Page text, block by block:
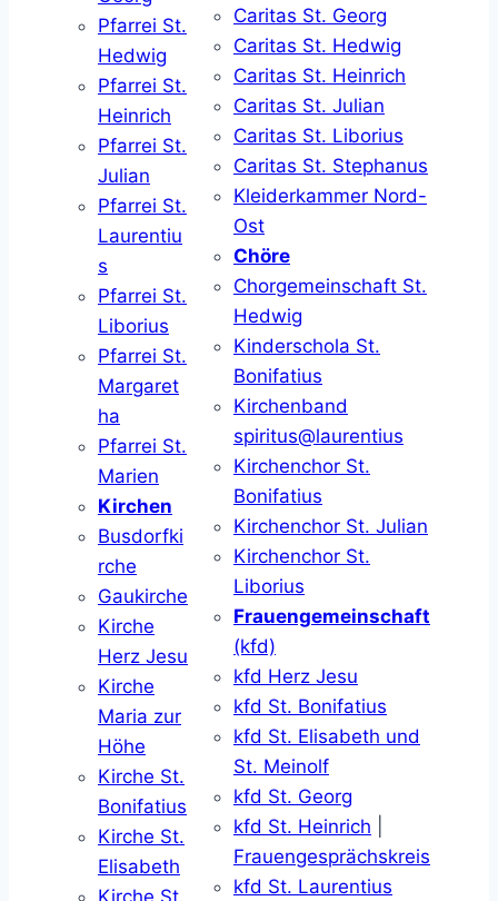
Pfarrei St.
Hedwig
Pfarrei St.
Heinrich
Pfarrei St.
Julian
Pfarrei St.
Laurentiu
s
Pfarrei St.
Liborius
Pfarrei St.
Margaret
ha
Pfarrei St.
Marien
Kirchen
Busdorfki
rche
Gaukirche
Kirche
Herz Jesu
Kirche
Maria zur
Höhe
Kirche St.
Bonifatius
Kirche St.
Elisabeth
Kirche St.
Caritas St. Georg
Caritas St. Hedwig
Caritas St. Heinrich
Caritas St. Julian
Caritas St. Liborius
Caritas St. Stephanus
Kleiderkammer Nord-
Ost
Chöre
Chorgemeinschaft St.
Hedwig
Kinderschola St.
Bonifatius
Kirchenband
spiritus@laurentius
Kirchenchor St.
Bonifatius
Kirchenchor St. Julian
Kirchenchor St.
Liborius
Frauengemeinschaft
(kfd)
kfd Herz Jesu
kfd St. Bonifatius
kfd St. Elisabeth und
St. Meinolf
kfd St. Georg
kfd St. Heinrich
Frauengesprächskreis
kfd St. Laurentius